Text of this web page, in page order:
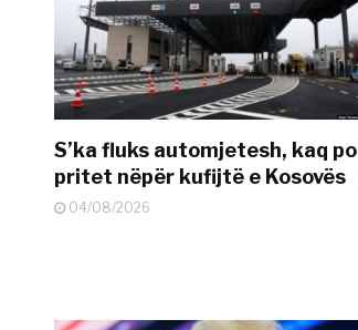
S’ka fluks automjetesh, kaq po
pritet nëpër kufijtë e Kosovës
04/08/2026